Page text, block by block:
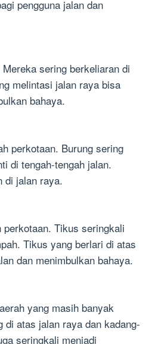
pengguna jalan dan
sering berkeliaran di
melintasi jalan raya bisa
bahaya.
perkotaan. Burung sering
di tengah-tengah jalan.
di jalan raya.
Tikus seringkali
Tikus yang berlari di atas
dan menimbulkan bahaya.
yang masih banyak
di atas jalan raya dan kadang-
seringkali menjadi